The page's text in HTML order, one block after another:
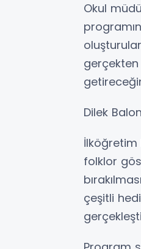
Okul
gerçekten
Dilek
İlköğretim
folklor
çeşitli